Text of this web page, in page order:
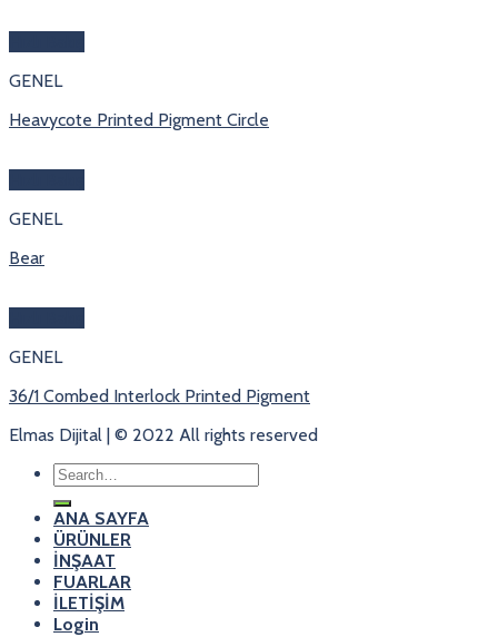
GENEL
Heavycote Printed Pigment Circle
GENEL
Bear
GENEL
36/1 Combed Interlock Printed Pigment
Elmas Dijital | © 2022 All rights reserved
Search
ANA SAYFA
ÜRÜNLER
İNŞAAT
FUARLAR
İLETİŞİM
Login